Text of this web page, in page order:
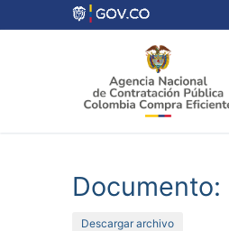
al
Descargar archivo